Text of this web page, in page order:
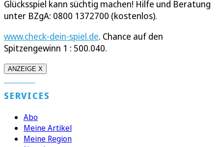
Glücksspiel kann süchtig machen! Hilfe und Beratung
unter BZgA: 0800 1372700 (kostenlos).
www.check-dein-spiel.de. Chance auf den
Spitzengewinn 1 : 500.040.
ANZEIGE X
SERVICES
Abo
Meine Artikel
Meine Region